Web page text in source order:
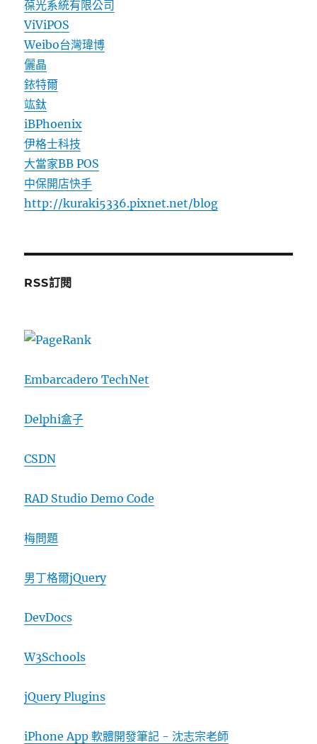
葆光系統有限公司
ViViPOS
Weibo台灣瑋博
儷晶
銥特爾
竑鈦
iBPhoenix
伊格士科技
大當家BB POS
中保開店快手
http://kuraki5336.pixnet.net/blog
RSS訂閱
Embarcadero TechNet
Delphi盒子
CSDN
RAD Studio Demo Code
梅問題
男丁格爾jQuery
DevDocs
W3Schools
jQuery Plugins
iPhone App 軟體開發筆記 - 沈志宗老師